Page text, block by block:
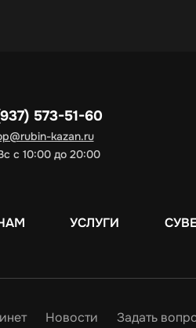
573-51-60
kazan.ru
с 10:00 до 20:00
УСЛУГИ
Новости Задать